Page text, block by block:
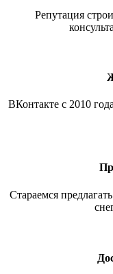
Репутация
ВКонтакте с 2010
Стараемся